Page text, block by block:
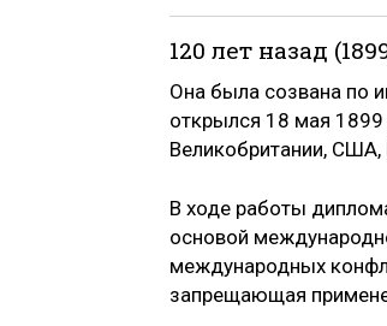
120 лет назад
Она была созвана по
открылся 18 мая 1899
Великобритании, США,
В ходе работы
основой
международных
запрещающая